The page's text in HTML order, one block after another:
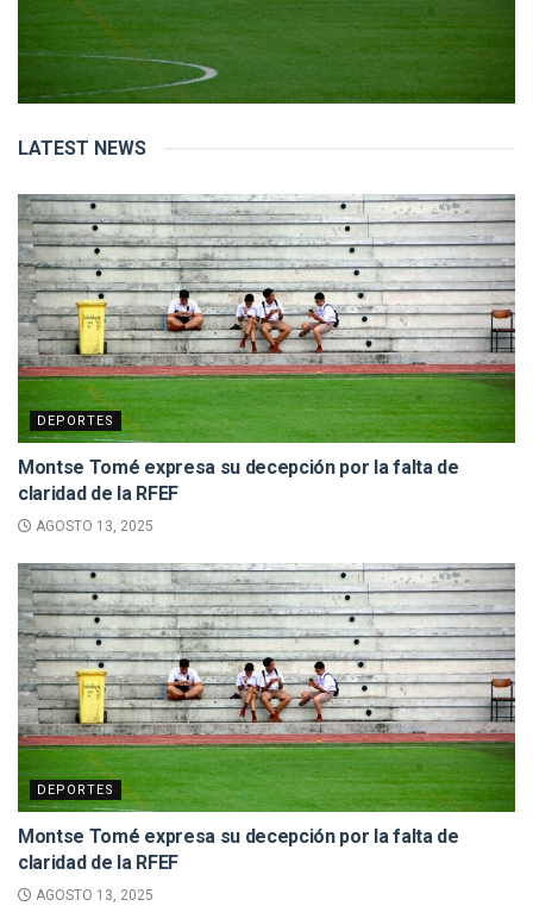
LATEST NEWS
DEPORTES
Montse Tomé expresa su decepción por la falta de
claridad de la RFEF
AGOSTO 13, 2025
DEPORTES
Montse Tomé expresa su decepción por la falta de
claridad de la RFEF
AGOSTO 13, 2025